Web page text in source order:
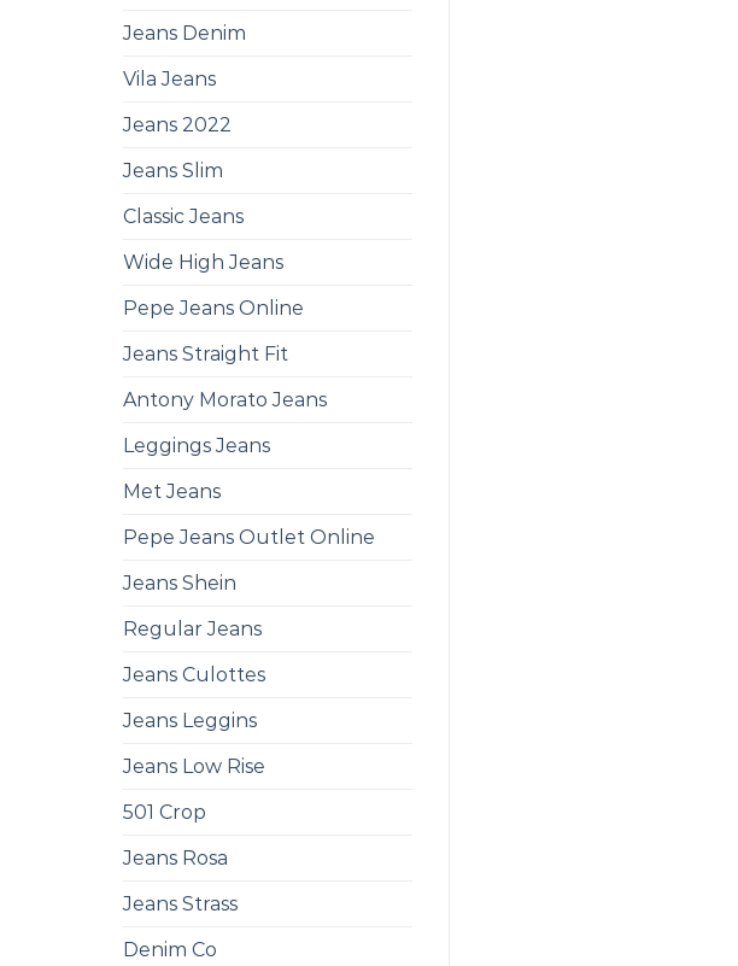
Jeans Denim
Vila Jeans
Jeans 2022
Jeans Slim
Classic Jeans
Wide High Jeans
Pepe Jeans Online
Jeans Straight Fit
Antony Morato Jeans
Leggings Jeans
Met Jeans
Pepe Jeans Outlet Online
Jeans Shein
Regular Jeans
Jeans Culottes
Jeans Leggins
Jeans Low Rise
501 Crop
Jeans Rosa
Jeans Strass
Denim Co